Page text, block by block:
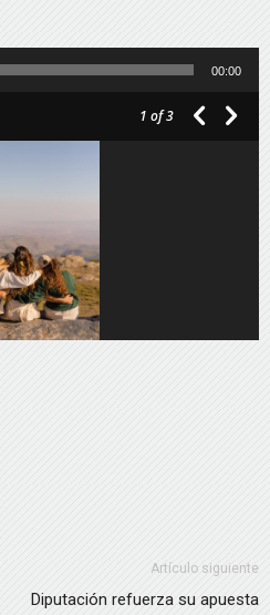
00:00
1 of 3
Artículo siguiente
Diputación refuerza su apuesta